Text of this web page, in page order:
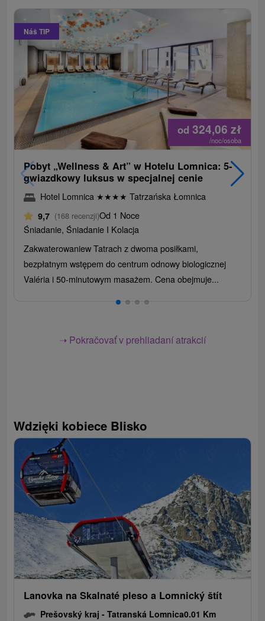
Náš TIP
od 324,06zł
/noc/osoba
Pobyt „Wellness & Art” w Hotelu Lomnica: 5-
gwiazdkowy luksus w specjalnej cenie
Hotel Lomnica ★★★★ Tatrzańska Łomnica
9,7 (168 recenzji)Od 1 Noce
Śniadanie, Śniadanie I Kolacja
Zakwaterowaniew Tatrach z dwoma posiłkami,
bezpłatnym wstępem do centrum odnowy biologicznej
Valéria i 50-minutowym masażem. Cena obejmuje...
➝ Pokračovať v prehliadaní atrakcií
Wdzięki kobiece Blisko
Lanovka na Skalnaté pleso a Lomnický štít
Prešovský kraj -Tatranská Lomnica0.01 Km